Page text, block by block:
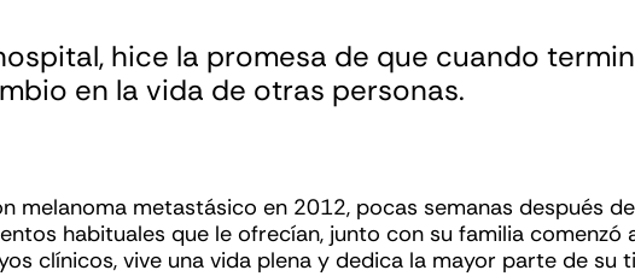
hice la promesa de que cuando
en la vida de otras personas.
melanoma metastásico en 2012, pocas semanas después
habituales que le ofrecían, junto con su familia comenzó
clínicos, vive una vida plena y dedica la mayor parte de su